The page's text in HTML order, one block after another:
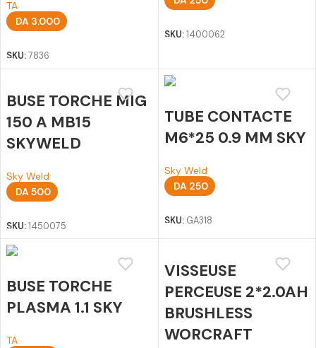
TA
DA 3.000
SKU:7836
SKU:1400062
BUSE TORCHE MIG
150 A MB15
SKYWELD
Sky Weld
DA500
SKU:1450075
TUBE CONTACTE
M6*25 0.9 MM SKY
Sky Weld
DA250
SKU: GA318
BUSE TORCHE
PLASMA 1.1 SKY
TA
VISSEUSE
PERCEUSE 2*2.0AH
BRUSHLESS
WORCRAFT